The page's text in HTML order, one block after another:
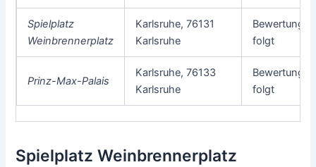
Spielplatz
Weinbrennerplatz
Karlsruhe, 76131
Karlsruhe
Bewertung
folgt
Prinz-Max-Palais
Karlsruhe, 76133
Karlsruhe
Bewertung
folgt
Spielplatz Weinbrennerplatz